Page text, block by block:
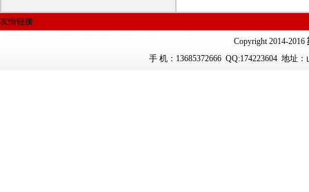
友情链接
Copyright 2014-2016
手 机：13685372666 QQ:174223604 地址